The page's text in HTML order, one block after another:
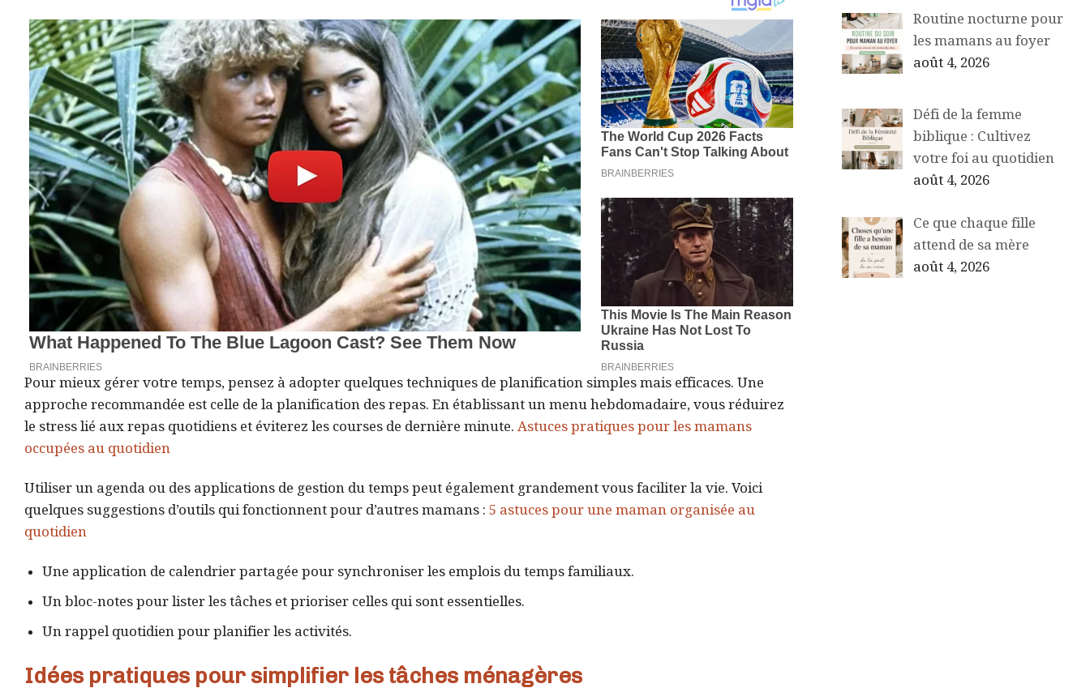
Pour mieux gérer votre temps, pensez à adopter quelques techniques de planification simples mais efficaces. Une
approche recommandée est celle de la planification des repas. En établissant un menu hebdomadaire, vous réduirez
le stress lié aux repas quotidiens et éviterez les courses de dernière minute. Astuces pratiques pour les mamans
occupées au quotidien
Utiliser un agenda ou des applications de gestion du temps peut également grandement vous faciliter la vie. Voici
quelques suggestions d’outils qui fonctionnent pour d’autres mamans : 5 astuces pour une maman organisée au
quotidien
Une application de calendrier partagée pour synchroniser les emplois du temps familiaux.
Un bloc-notes pour lister les tâches et prioriser celles qui sont essentielles.
Un rappel quotidien pour planifier les activités.
Idées pratiques pour simplifier les tâches ménagères
Routine nocturne pour
les mamans au foyer
août 4, 2026
Défi de la femme
biblique : Cultivez
votre foi au quotidien
août 4, 2026
Ce que chaque fille
attend de sa mère
août 4, 2026